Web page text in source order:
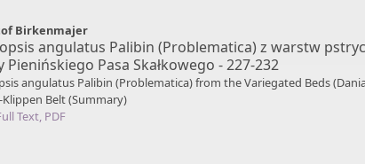
Birkenmajer
angulatus Palibin (Problematica) z warstw
Pienińskiego Pasa Skałkowego - 227-232
angulatus Palibin (Problematica) from the Variegated Beds
Belt (Summary)
Text, PDF